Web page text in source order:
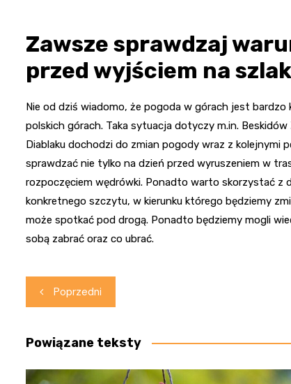
Zawsze sprawdzaj
przed wyjściem na szlak
Nie od dziś wiadomo, że pogoda w górach jest
polskich górach. Taka sytuacja dotyczy m.in.
Diablaku dochodzi do zmian pogody wraz z kolejnymi
sprawdzać nie tylko na dzień przed wyruszeniem w
rozpoczęciem wędrówki. Ponadto warto skorzystać z
konkretnego szczytu, w kierunku którego będziemy
może spotkać pod drogą. Ponadto będziemy mogli
sobą zabrać oraz co ubrać.
Nawigacja
wpisu
Poprzedni
Powiązane teksty